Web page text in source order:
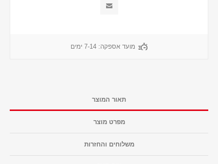
מועד אספקה: 7-14 ימים
תאור המוצר
מפרט מוצר
משלוחים והחזרות